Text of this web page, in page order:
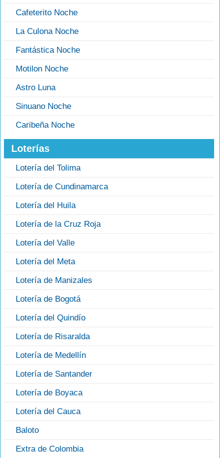
Cafeterito Noche
La Culona Noche
Fantástica Noche
Motilon Noche
Astro Luna
Sinuano Noche
Caribeña Noche
Loterías
Lotería del Tolima
Lotería de Cundinamarca
Lotería del Huila
Lotería de la Cruz Roja
Lotería del Valle
Lotería del Meta
Lotería de Manizales
Lotería de Bogotá
Lotería del Quindío
Lotería de Risaralda
Lotería de Medellín
Lotería de Santander
Lotería de Boyaca
Lotería del Cauca
Baloto
Extra de Colombia